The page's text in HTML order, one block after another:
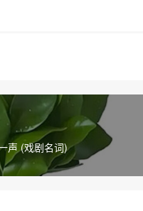
声 (戏剧名词)